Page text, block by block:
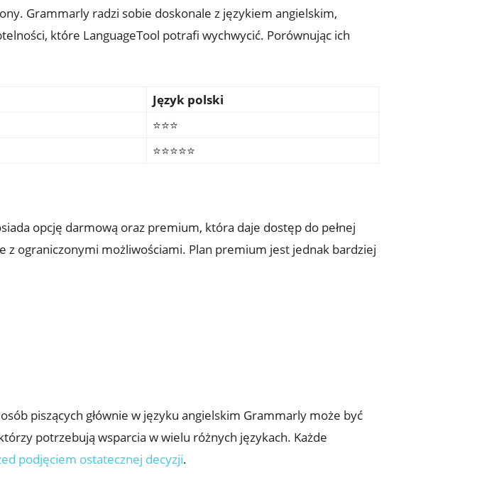
Grammarly radzi sobie doskonale z językiem angielskim,
które LanguageTool potrafi wychwycić. Porównując ich
Język polski
⭐️⭐️⭐️
⭐️⭐️⭐️⭐️⭐️
opcję darmową oraz premium, która daje dostęp do pełnej
z ograniczonymi możliwościami. Plan premium jest jednak bardziej
piszących głównie w języku angielskim Grammarly może być
potrzebują wsparcia w wielu różnych językach. Każde
podjęciem ostatecznej decyzji.